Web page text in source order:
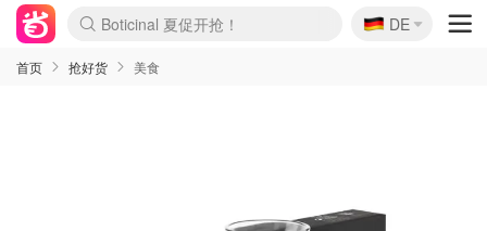
Boticinal 夏促开抢！
4折！lulu周四疯狂上新
还没结束！&OtherStories大促
Joybuy变相75折 随时失效
速领！Stanley独家85折
疑似霸哥！Camper额外叠85折
Zalando 奥莱闪促！每日更新
Moncler反季囤！5折起+叠9折
Coach Brooklyn仅€192
🇩🇪
DE
首页 抢好货 美食